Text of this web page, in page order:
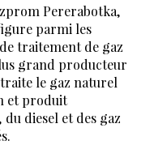
Pererabotka,
parmi les
traitement de gaz
grand producteur
le gaz naturel
et produit
diesel et des gaz